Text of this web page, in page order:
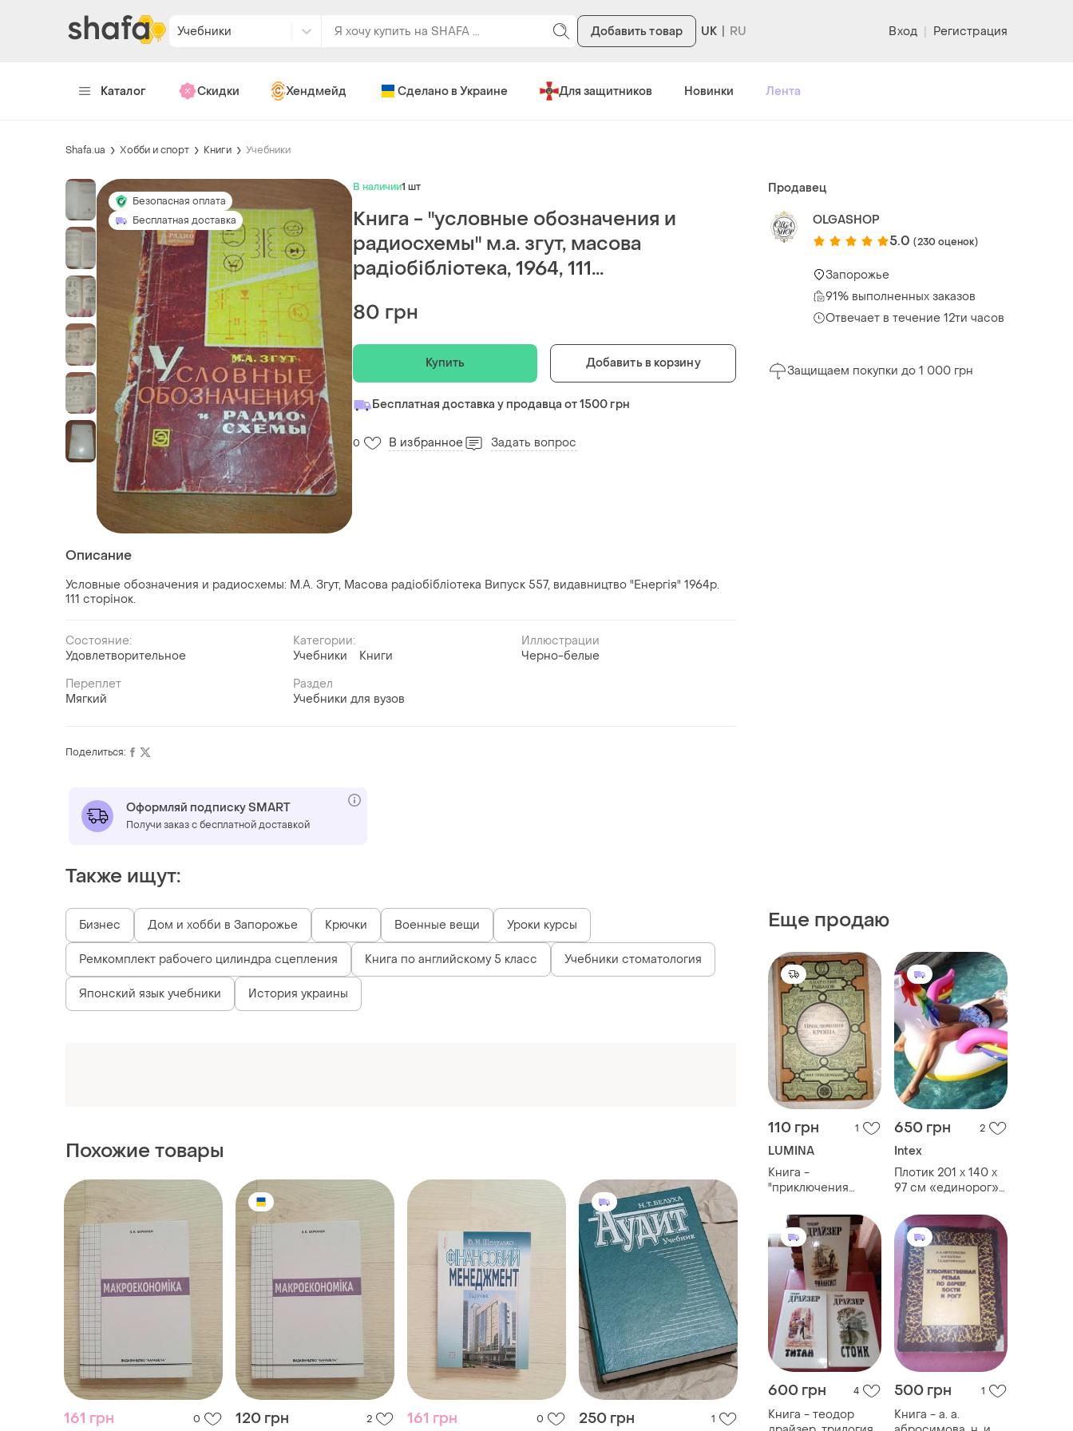
Учебники Добавить товар UK Вход | Регистрация
Каталог Скидки Хендмейд Сделано в Украине Для защитников Новинки Лента
Shafa.ua Хобби и спорт Книги Учебники
Безопасная оплата
Бесплатная доставка
В наличии1 шт
Книга - "условные обозначения и
радиосхемы" м.а. згут, масова
радіобібліотека, 1964, 111...
80 грн
Купить Добавить в корзину
Бесплатная доставка у продавца от 1500 грн
0 В избранное Задать вопрос
Описание
Условные обозначения и радиосхемы: М.А. Згут, Масова радіобібліотека Випуск 557, видавництво "Енергія" 1964р.
111 сторінок.
Состояние:
Удовлетворительное
Категории:
Учебники
Книги
Иллюстрации
Черно-белые
Переплет
Мягкий
Раздел
Учебники для вузов
Продавец
OLGASHOP
5.0 (230 оценок)
Запорожье
91% выполненных заказов
Отвечает в течение 12ти часов
Защищаем покупки до 1 000 грн
Еще продаю
110 грн 1
LUMINA
Книга -
"приключения
рыбаков, трилогия,
1984, 320 с.
650 грн 2
Intex
Плотик 201 х 140 х
97 см «единорог»
(модель 57561) для
бассейна, пляжа,
матрас, круг
600 грн 4
Книга - теодор
500 грн 1
Книга - а. а.
Поделиться:
Оформляй подписку SMART
Получи заказ с бесплатной доставкой
Также ищут:
Бизнес Дом и хобби в Запорожье Крючки Военные вещи Уроки курсы
Ремкомплект рабочего цилиндра сцепления Книга по английскому 5 класс Учебники стоматология
Японский язык учебники История украины
Похожие товары
161 грн 0 120 грн 2 161 грн 0 250 грн 1